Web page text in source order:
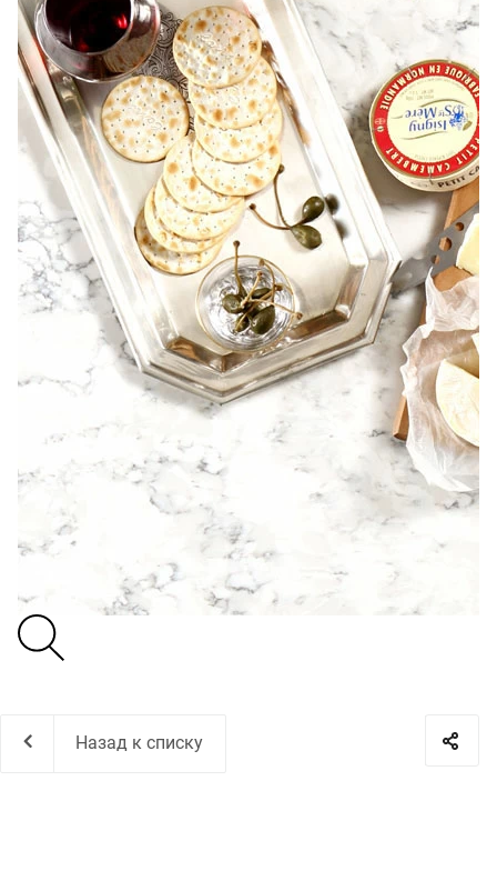
Назад к списку